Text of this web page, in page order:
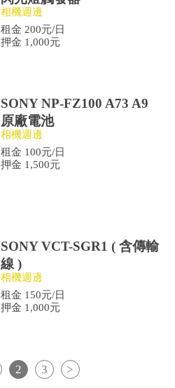
相機週邊
租金 200元/日
押金 1,000元
SONY NP-FZ100 A73 A9
原廠電池
相機週邊
租金 100元/日
押金 1,500元
SONY VCT-SGR1 ( 含傳輸
線 )
相機週邊
租金 150元/日
押金 1,000元
2 3 >